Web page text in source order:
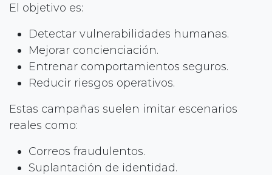
El objetivo es:
Detectar vulnerabilidades humanas.
Mejorar concienciación.
Entrenar comportamientos seguros.
Reducir riesgos operativos.
Estas campañas suelen imitar escenarios
reales como:
Correos fraudulentos.
Suplantación de identidad.